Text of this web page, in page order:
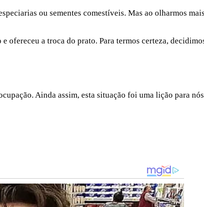
ou sementes comestíveis. Mas ao olharmos
ofereceu a troca do prato. Para termos certeza,
Ainda assim, esta situação foi uma lição para